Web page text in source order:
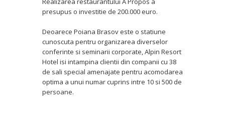
presupus o investitie de 200.000 euro.
Deoarece Poiana Brasov este o statiune
cunoscuta pentru organizarea diverselor
conferinte si seminarii corporate, Alpin Resort
Hotel isi intampina clientii din companii cu 38
de sali special amenajate pentru acomodarea
optima a unui numar cuprins intre 10 si 500 de
persoane.